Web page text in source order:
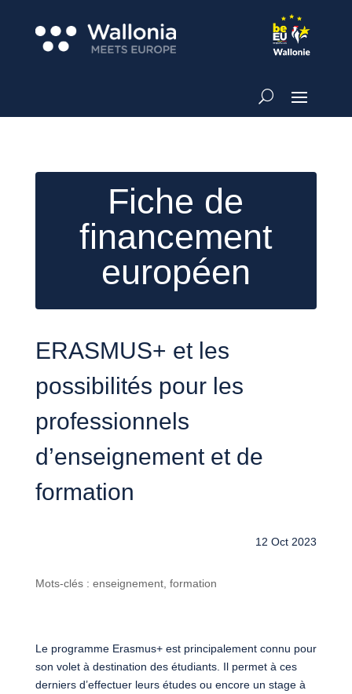
Fiche de
financement
européen
ERASMUS+ et les
possibilités pour les
professionnels
d’enseignement et de
formation
12 Oct 2023
Mots-clés : enseignement, formation
Le programme Erasmus+ est principalement connu pour
son volet à destination des étudiants. Il permet à ces
derniers d’effectuer leurs études ou encore un stage à